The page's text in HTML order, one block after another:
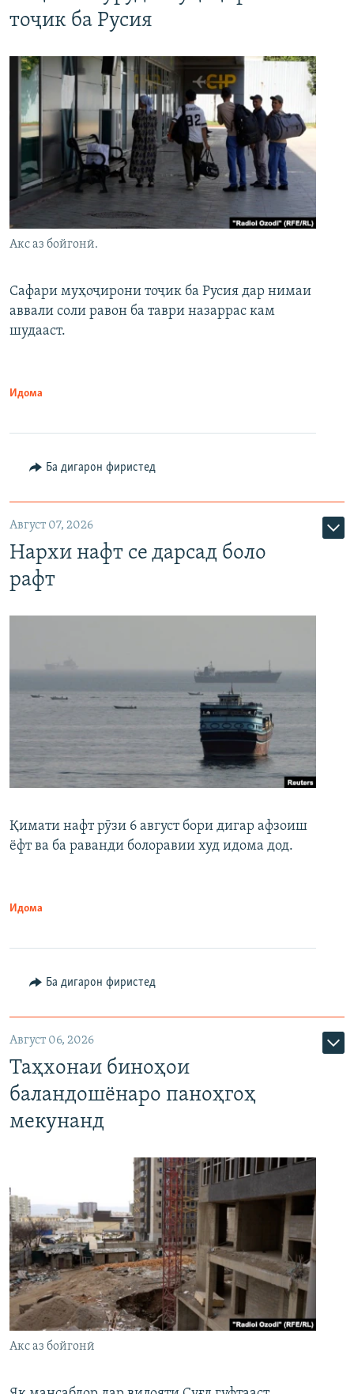
тоҷик ба Русия
Акс аз бойгонӣ.
Сафари муҳоҷирони тоҷик ба Русия дар нимаи
аввали соли равон ба таври назаррас кам
шудааст.
Идома
Ба дигарон фиристед
Август 07, 2026
Нархи нафт се дарсад боло
рафт
Қимати нафт рӯзи 6 август бори дигар афзоиш
ёфт ва ба раванди болоравии худ идома дод.
Идома
Ба дигарон фиристед
Август 06, 2026
Таҳхонаи биноҳои
баландошёнаро паноҳгоҳ
мекунанд
Акс аз бойгонӣ